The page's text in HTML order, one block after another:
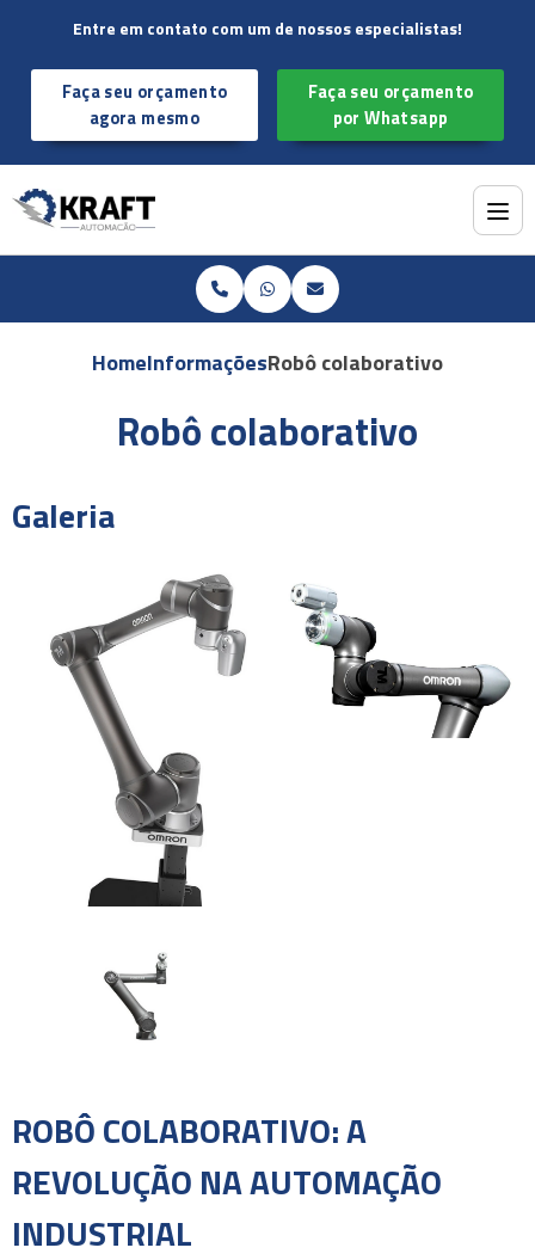
Entre em contato com um de nossos especialistas!
Faça seu orçamento
agora mesmo
Faça seu orçamento
por Whatsapp
HomeInformaçõesRobô colaborativo
Robô colaborativo
Galeria
ROBÔ COLABORATIVO: A
REVOLUÇÃO NA AUTOMAÇÃO
INDUSTRIAL